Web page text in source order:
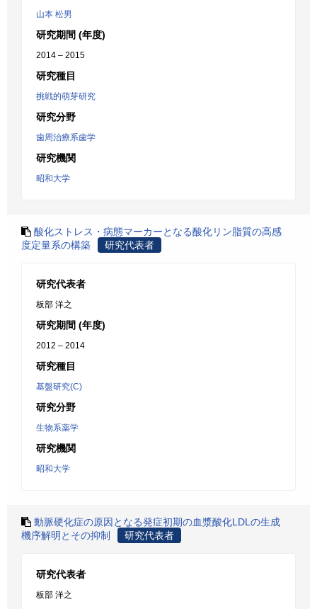
山本 松男
研究期間 (年度)
2014 – 2015
研究種目
挑戦的萌芽研究
研究分野
歯周治療系歯学
研究機関
昭和大学
酸化ストレス・病態マーカーとなる酸化リン脂質の高感
度定量系の構築
研究代表者
研究代表者
板部 洋之
研究期間 (年度)
2012 – 2014
研究種目
基盤研究(C)
研究分野
生物系薬学
研究機関
昭和大学
動脈硬化症の原因となる発症初期の血漿酸化LDLの生成
機序解明とその抑制
研究代表者
研究代表者
板部 洋之